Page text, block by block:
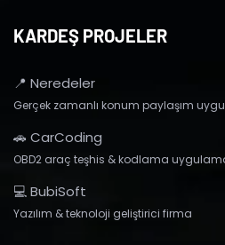
KARDEŞ PROJELER
📍 Neredeler
Gerçek zamanlı konum paylaşım
🚗 CarCoding
OBD2 araç teşhis & kodlama
💻 BubiSoft
Yazılım & teknoloji geliştirici firma